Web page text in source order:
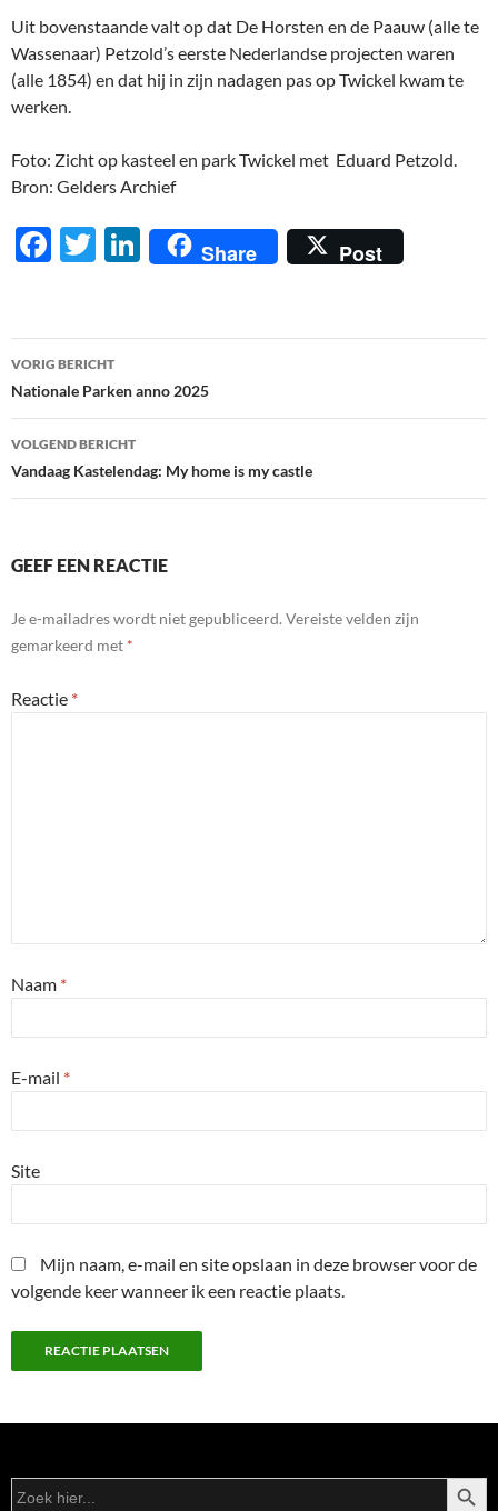
Uit bovenstaande valt op dat De Horsten en de Paauw (alle te
Wassenaar) Petzold’s eerste Nederlandse projecten waren
(alle 1854) en dat hij in zijn nadagen pas op Twickel kwam te
werken.
Foto: Zicht op kasteel en park Twickel met Eduard Petzold.
Bron: Gelders Archief
F
b
o
o
k
T
er
Li
e
dI
n
Share Post
Berichtnavigatie
VORIG BERICHT
Nationale Parken anno 2025
VOLGEND BERICHT
Vandaag Kastelendag: My home is my castle
GEEF EEN REACTIE
Je e-mailadres wordt niet gepubliceerd. Vereiste velden zijn
gemarkeerd met *
Reactie *
Naam *
E-mail *
Site
Mijn naam, e-mail en site opslaan in deze browser voor de
volgende keer wanneer ik een reactie plaats.
Zoek
naar: